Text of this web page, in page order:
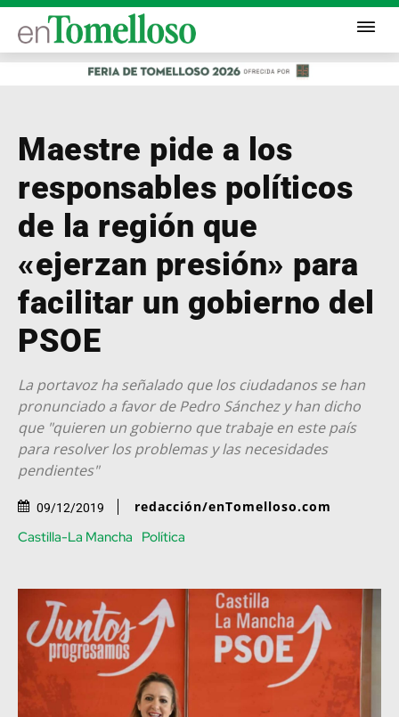
Maestre pide a los
responsables políticos
de la región que
«ejerzan presión» para
facilitar un gobierno del
PSOE
La portavoz ha señalado que los ciudadanos se han
pronunciado a favor de Pedro Sánchez y han dicho
que "quieren un gobierno que trabaje en este país
para resolver los problemas y las necesidades
pendientes"
09/12/2019 redacción/enTomelloso.com
Castilla-La Mancha Política